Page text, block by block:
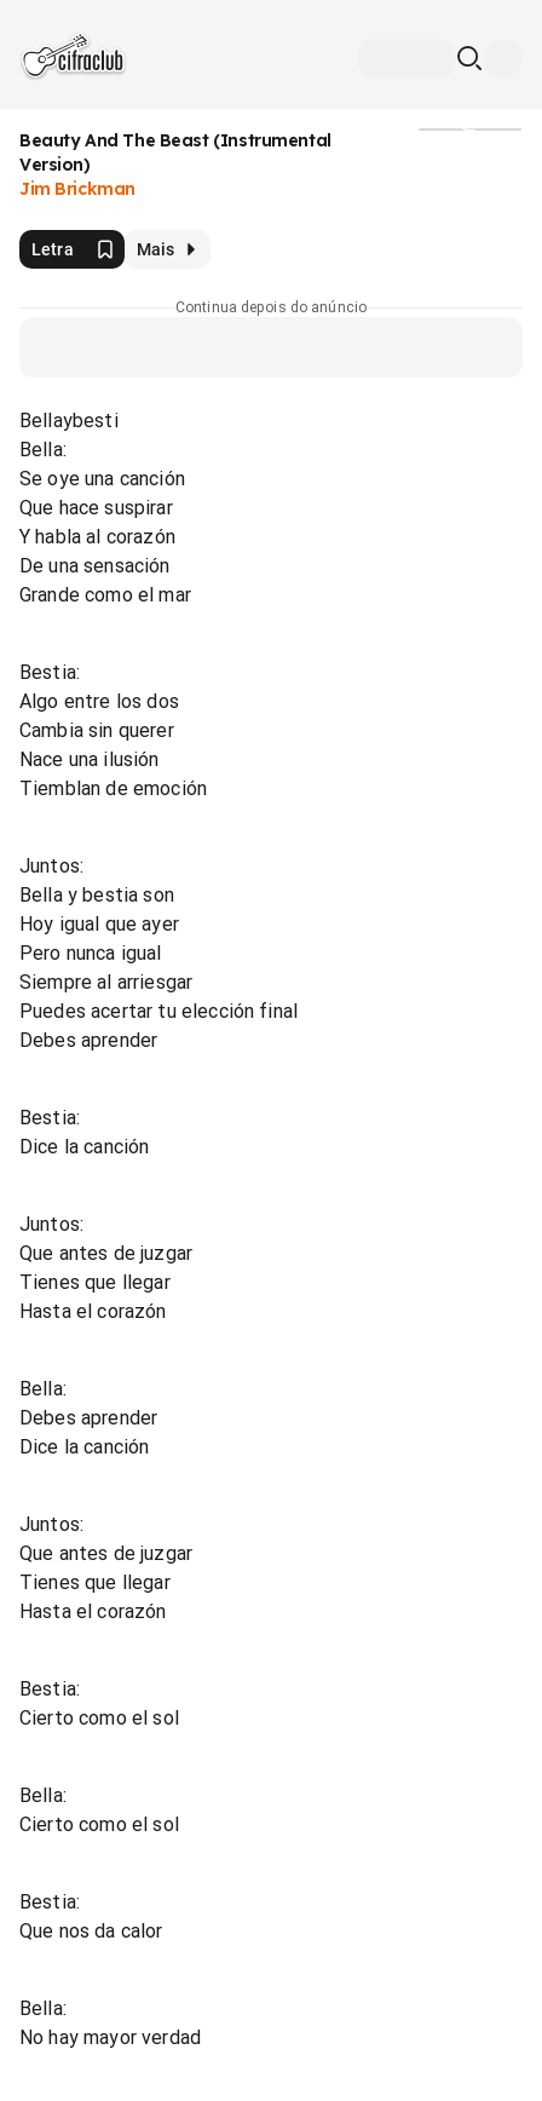
Beauty And The Beast (Instrumental
Version)
Jim Brickman
Letra Mais
Continua depois do anúncio
Bellaybesti
Bella:
Se oye una canción
Que hace suspirar
Y habla al corazón
De una sensación
Grande como el mar
Bestia:
Algo entre los dos
Cambia sin querer
Nace una ilusión
Tiemblan de emoción
Juntos:
Bella y bestia son
Hoy igual que ayer
Pero nunca igual
Siempre al arriesgar
Puedes acertar tu elección final
Debes aprender
Bestia:
Dice la canción
Juntos:
Que antes de juzgar
Tienes que llegar
Hasta el corazón
Bella:
Debes aprender
Dice la canción
Juntos:
Que antes de juzgar
Tienes que llegar
Hasta el corazón
Bestia:
Cierto como el sol
Bella:
Cierto como el sol
Bestia:
Que nos da calor
Bella:
No hay mayor verdad